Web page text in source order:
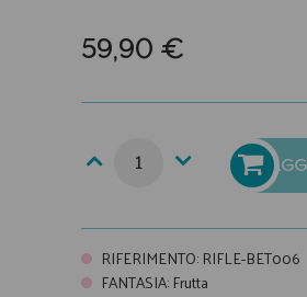
59,90 €
RIFERIMENTO: RIFLE-BET006
FANTASIA: Frutta